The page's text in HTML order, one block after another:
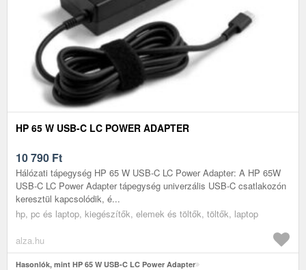
HP 65 W USB-C LC POWER ADAPTER
10 790 Ft
Hálózati tápegység HP 65 W USB-C LC Power Adapter: A HP 65W
USB-C LC Power Adapter tápegység univerzális USB-C csatlakozón
keresztül kapcsolódik, é...
hp, pc és laptop, kiegészítők, elemek és töltők, töltők, laptop
alza.hu
Hasonlók, mint HP 65 W USB-C LC Power Adapter